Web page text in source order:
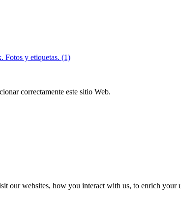
Fotos y etiquetas. (1)
correctamente este sitio Web.
our websites, how you interact with us, to enrich